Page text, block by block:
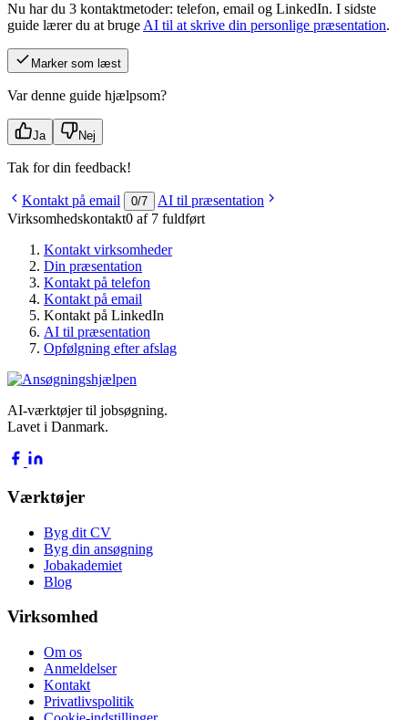
Nu har du 3 kontaktmetoder: telefon, email og LinkedIn. I sidste
guide lærer du at bruge AI til at skrive din personlige præsentation.
Marker som læst
Var denne guide hjælpsom?
Ja Nej
Tak for din feedback!
Kontakt på email 0/7
AI til præsentation
Virksomhedskontakt0 af 7 fuldført
Kontakt virksomheder
Din præsentation
Kontakt på telefon
Kontakt på email
Kontakt på LinkedIn
AI til præsentation
Opfølgning efter afslag
AI-værktøjer til jobsøgning.
Lavet i Danmark.
Værktøjer
Byg dit CV
Byg din ansøgning
Jobakademiet
Blog
Virksomhed
Om os
Anmeldelser
Kontakt
Privatlivspolitik